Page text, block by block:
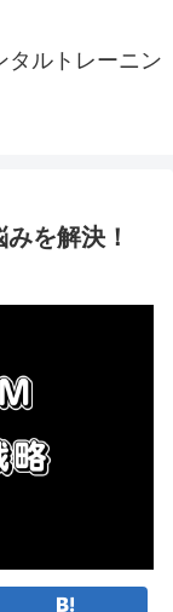
タルトレーニン
を解決！